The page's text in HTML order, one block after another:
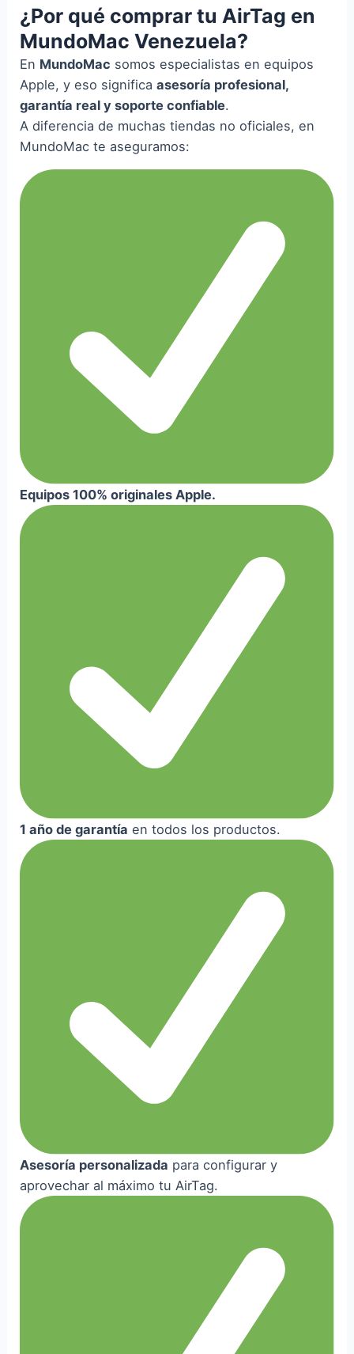
¿Por qué comprar tu AirTag en
MundoMac Venezuela?
En MundoMac somos especialistas en equipos
Apple, y eso significaasesoría profesional,
garantía real y soporte confiable.
A diferencia de muchas tiendas no oficiales, en
MundoMac te aseguramos:
Equipos 100% originales Apple.
1 año de garantía en todos los productos.
Asesoría personalizada para configurar y
aprovechar al máximo tu AirTag.